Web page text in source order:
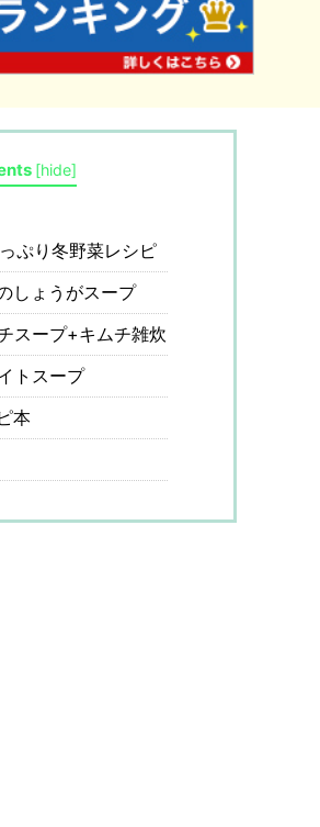
[hide]
ぷり冬野菜レシピ
しょうがスープ
スープ+キムチ雑炊
トスープ
本